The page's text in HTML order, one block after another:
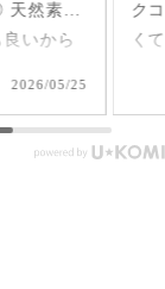
のブラウス✨ 軽
えて
けど、刺繍面を
はリネンジレと
2026/05/17